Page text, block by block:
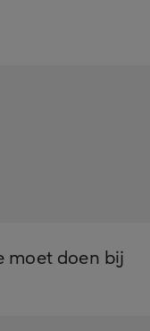
moet doen bij